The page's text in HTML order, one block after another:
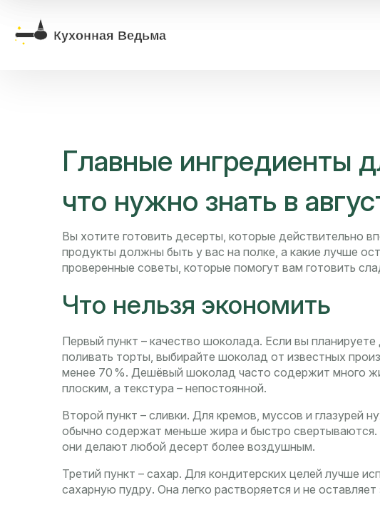
Главные ингредиенты
что нужно знать в
Вы хотите готовить десерты, которые действительно
продукты должны быть у вас на полке, а какие лучше
проверенные советы, которые помогут вам готовить
Что нельзя экономить
Первый пункт – качество шоколада. Если вы
поливать торты, выбирайте шоколад от известных
менее 70 %. Дешёвый шоколад часто содержит много
плоским, а текстура – непостоянной.
Второй пункт – сливки. Для кремов, муссов и глазурей
обычно содержат меньше жира и быстро свертываются.
они делают любой десерт более воздушным.
Третий пункт – сахар. Для кондитерских целей лучше
сахарную пудру. Она легко растворяется и не